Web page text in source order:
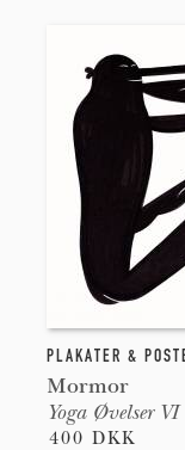
PLAKATER &
Mormor
Yoga Øvelser
400 DKK